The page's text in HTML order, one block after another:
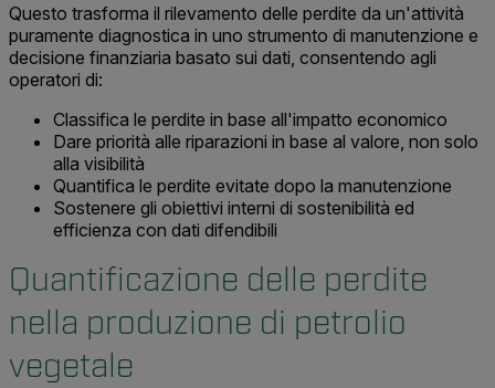
Questo trasforma il rilevamento delle perdite da un'attività
puramente diagnostica in uno strumento di manutenzione e
decisione finanziaria basato sui dati, consentendo agli
operatori di:
Classifica le perdite in base all'impatto economico
Dare priorità alle riparazioni in base al valore, non solo
alla visibilità
Quantifica le perdite evitate dopo la manutenzione
Sostenere gli obiettivi interni di sostenibilità ed
efficienza con dati difendibili
Quantificazione delle perdite
nella produzione di petrolio
vegetale